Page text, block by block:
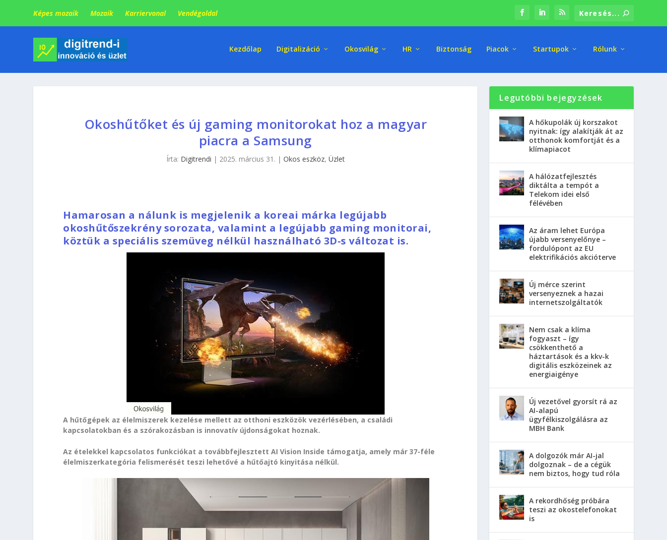
Képes mozaik Mozaik Karriervonal Vendégoldal
Kezdőlap Digitalizáció Okosvilág HR Biztonság Piacok Startupok Rólunk
Okoshűtőket és új gaming monitorokat hoz a magyar
piacra a Samsung
Írta: Digitrendi | 2025. március 31. | Okos eszköz, Üzlet
Hamarosan a nálunk is megjelenik a koreai márka legújabb
okoshűtőszekrény sorozata, valamint a legújabb gaming monitorai,
köztük a speciális szemüveg nélkül használható 3D-s változat is.
A hűtőgépek az élelmiszerek kezelése mellett az otthoni eszközök vezérlésében, a családi
kapcsolatokban és a szórakozásban is innovatív újdonságokat hoznak.
Az ételekkel kapcsolatos funkciókat a továbbfejlesztett AI Vision Inside támogatja, amely már 37-féle
élelmiszerkategória felismerését teszi lehetővé a hűtőajtó kinyitása nélkül.
Legutóbbi bejegyzések
A hőkupolák új korszakot
nyitnak: így alakítják át az
otthonok komfortját és a
klímapiacot
A hálózatfejlesztés
diktálta a tempót a
Telekom idei első
félévében
Az áram lehet Európa
újabb versenyelőnye –
fordulópont az EU
elektrifikációs akcióterve
Új mérce szerint
versenyeznek a hazai
internetszolgáltatók
Nem csak a klíma
fogyaszt – így
csökkenthető a
háztartások és a kkv-k
digitális eszközeinek az
energiaigénye
Új vezetővel gyorsít rá az
AI-alapú
ügyfélkiszolgálásra az
MBH Bank
A dolgozók már AI-jal
dolgoznak – de a cégük
nem biztos, hogy tud róla
A rekordhőség próbára
teszi az okostelefonokat
is